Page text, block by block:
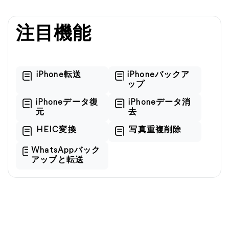
注目機能
iPhone転送
iPhoneバックア
ップ
iPhoneデータ復
元
iPhoneデータ消
去
HEIC変換 写真重複削除
WhatsAppバック
アップと転送